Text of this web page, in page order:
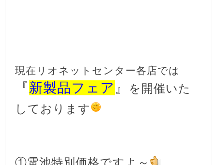
現在リオネットセンター各店では
『新製品フェア 』
を開催いた
しております
①電池特別価格ですよ～